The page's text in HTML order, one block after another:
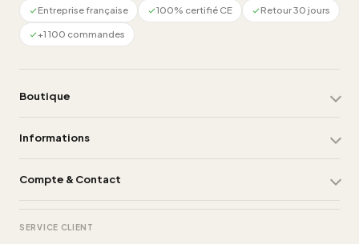
Entreprise française 100% certifié CE
Retour 30 jours
+1 100 commandes
Boutique
Informations
Compte & Contact
SERVICE CLIENT